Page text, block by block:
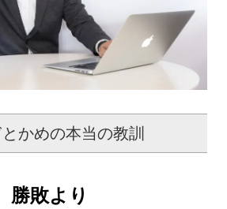
かめの本当の教訓
勝敗より